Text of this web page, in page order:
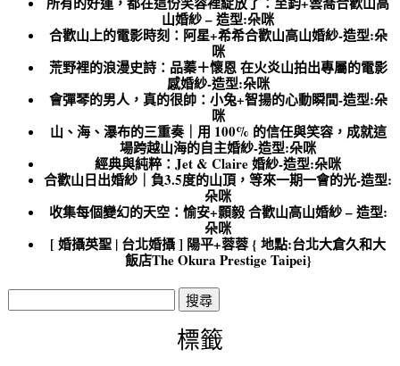
山婚紗 – 造型:朵咪
合歡山上的電影時刻：阿星+希希合歡山高山婚紗-造型:朵
咪
荒野裡的浪漫史詩：品蓁＋懷恩 在火炎山拍出專屬的電影
感婚紗-造型:朵咪
會彈琴的男人，真的很帥：小兔+智揚的心動瞬間-造型:朵
咪
山、海、瀑布的三重奏｜用 100% 的信任與笑容，成就這
場跨越山海的自主婚紗-造型:朵咪
經典與純粹：Jet & Claire 婚紗-造型:朵咪
合歡山日出婚紗｜負3.5度的山頂，等來一期一會的光-造型:
朵咪
收集每個變幻的天空：愉安+顥毅 合歡山高山婚紗 – 造型:
朵咪
[ 婚攝英聖 | 台北婚攝 ] 陽平+蓉蓉 { 地點:台北大倉久和大
飯店The Okura Prestige Taipei}
搜
尋
標籤